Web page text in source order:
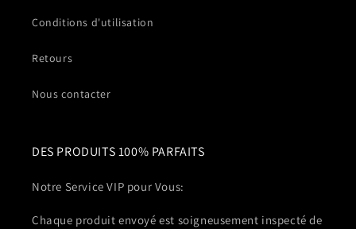
Conditions d'utilisation
Retours
Nous contacter
DES PRODUITS 100% PARFAITS
Notre Service VIP pour Vous:
Chaque produit envoyé est soigneusement inspecté de